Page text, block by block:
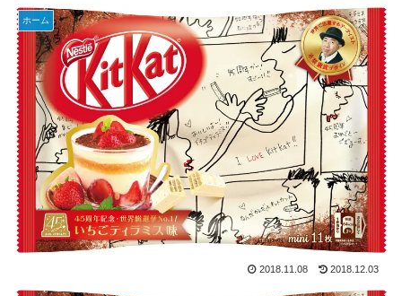
ホーム
2018.11.08 2018.12.03